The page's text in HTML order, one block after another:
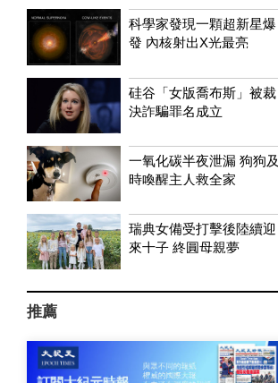
科學家發現一顆超新星爆
發 內核射出X光最亮
硅谷「女版喬布斯」被裁
決詐騙罪名成立
一氧化碳半夜泄漏 狗狗及
時喚醒主人救全家
瑞典女備受打擊後陸續迎
來十子 終圓母親夢
推薦